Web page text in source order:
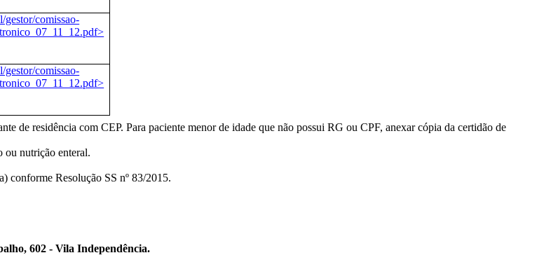
gestor/comissao-
gestor/comissao-
residência com CEP. Para paciente menor de idade que não possui RG ou CPF, anexar cópia da certidão de
ou nutrição enteral.
conforme Resolução SS nº 83/2015.
602 - Vila Independência.